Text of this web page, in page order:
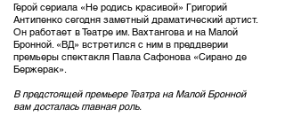
Герой сериала «Не родись красивой» Григорий
Антипенко сегодня заметный драматический артист.
Он работает в Театре им. Вахтангова и на Малой
Бронной. «ВД» встретился с ним в преддверии
премьеры спектакля Павла Сафонова «Сирано де
Бержерак».
В предстоящей премьере Театра на Малой Бронной
вам досталась главная роль.